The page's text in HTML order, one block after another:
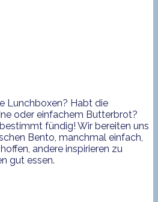
Lunchboxen? Habt die
oder einfachem Butterbrot?
fündig! Wir bereiten uns
Bento, manchmal einfach,
andere inspirieren zu
gut essen.